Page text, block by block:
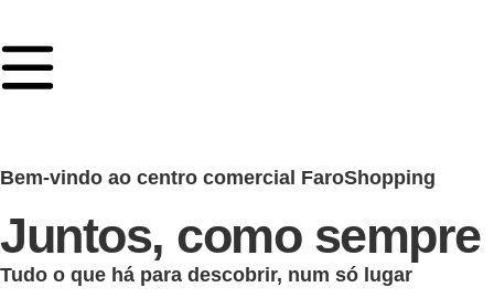
Bem-vindo ao centro comercial FaroShopping
Juntos, como sempre
Tudo o que há para descobrir, num só lugar